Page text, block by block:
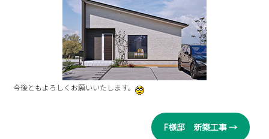
今後ともよろしくお願いいたします。
F様邸 新築工事→